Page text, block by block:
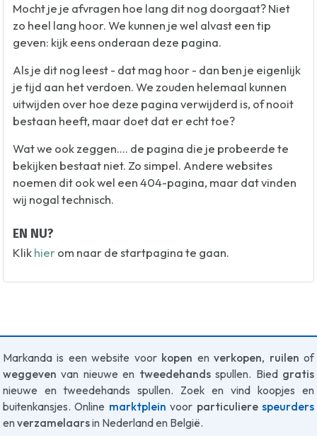
Mocht je je afvragen hoe lang dit nog doorgaat? Niet
zo heel lang hoor. We kunnen je wel alvast een tip
geven: kijk eens onderaan deze pagina.
Als je dit nog leest - dat mag hoor - dan ben je eigenlijk
je tijd aan het verdoen. We zouden helemaal kunnen
uitwijden over hoe deze pagina verwijderd is, of nooit
bestaan heeft, maar doet dat er echt toe?
Wat we ook zeggen.... de pagina die je probeerde te
bekijken bestaat niet. Zo simpel. Andere websites
noemen dit ook wel een 404-pagina, maar dat vinden
wij nogal technisch.
EN NU?
Klik hier om naar de startpagina te gaan.
Markanda is een website voor kopen enverkopen, ruilen of
weggeven van nieuwe en tweedehandsspullen. Bied gratis
nieuwe en tweedehands spullen. Zoek en vind koopjes en
buitenkansjes. Online marktplein voor particulierespeurders
en verzamelaarsin Nederland en België.